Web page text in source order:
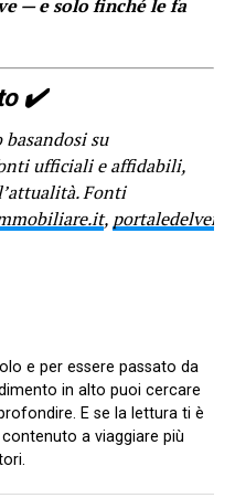
— e solo finché le fa
✔️
su
ufficiali e affidabili,
Fonti
,
e per essere passato da
in alto puoi cercare
E se la lettura ti è
a viaggiare più